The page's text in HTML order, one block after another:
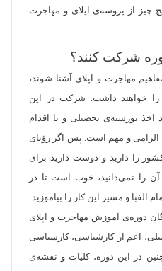
چیز از پروسه‌ی اپلای و مهاجرت
شرکت کنند؟
مهاجرت و اپلای آشنا شوند،
خواهند داشت. شرکت در این
بورسیه‌ی تحصیلی و یا اقدام
الزامی و مهم است. پس اگر رؤیای
را دارید و دوست دارید برای
آن را نمی‌دانید، خوب است تا در
و مسیر این کار را بیاموزید.
دوره‌ی آموزش مهاجرت و اپلای
اعم از کارشناسی، کارشناسی
در این دوره، کلیات و نقشه‌ی